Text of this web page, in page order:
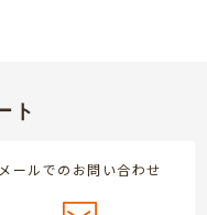
ト
メールでのお問い合わせ